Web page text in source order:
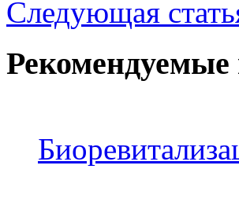
Следующая
Рекомендуемые